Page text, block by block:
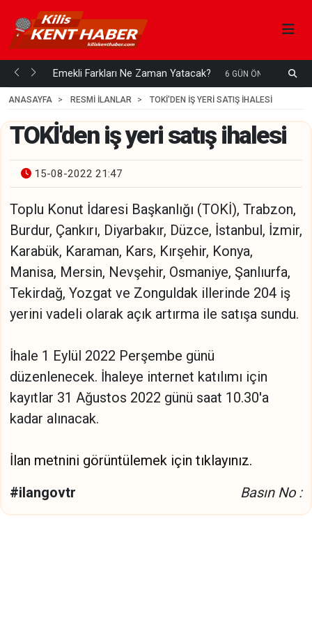
mi... Emekli Farkları Ne Zaman Yatacak? 6 GÜN ÖNCE
ANASAYFA
RESMİ İLANLAR TOKİ'DEN IŞ YERI SATIŞ IHALESI
TOKİ'den iş yeri satış ihalesi
15-08-2022 21:47
Toplu Konut İdaresi Başkanlığı (TOKİ), Trabzon,
Burdur, Çankırı, Diyarbakır, Düzce, İstanbul, İzmir,
Karabük, Karaman, Kars, Kırşehir, Konya,
Manisa, Mersin, Nevşehir, Osmaniye, Şanlıurfa,
Tekirdağ, Yozgat ve Zonguldak illerinde 204 iş
yerini vadeli olarak açık artırma ile satışa sundu.
İhale 1 Eylül 2022 Perşembe günü
düzenlenecek. İhaleye internet katılımı için
kayıtlar 31 Ağustos 2022 günü saat 10.30'a
kadar alınacak.
İlan metnini görüntülemek için tıklayınız.
#ilangovtr
Basın No :